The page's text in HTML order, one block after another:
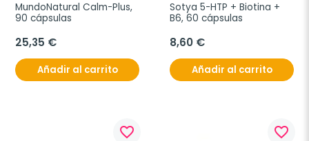
MundoNatural Calm-Plus,
90 cápsulas
25,35 €
Añadir al carrito
Sotya 5-HTP + Biotina +
B6, 60 cápsulas
8,60 €
Añadir al carrito
favorite_border favorite_border